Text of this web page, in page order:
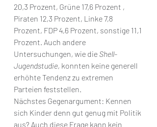
20,3 Prozent, Grüne 17,6 Prozent ,
Piraten 12,3 Prozent, Linke 7,8
Prozent, FDP 4,6 Prozent, sonstige 11,1
Prozent. Auch andere
Untersuchungen, wie die Shell-
Jugendstudie, konnten keine generell
erhöhte Tendenz zu extremen
Parteien feststellen.
Nächstes Gegenargument: Kennen
sich Kinder denn gut genug mit Politik
aus? Auch diese Frage kann kein